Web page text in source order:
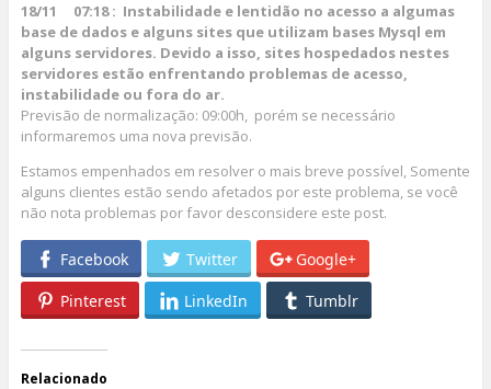
18/11 07:18 : Instabilidade e lentidão no acesso a algumas
base de dados e alguns sites que utilizam bases Mysql em
alguns servidores. Devido a isso, sites hospedados nestes
servidores estão enfrentando problemas de acesso,
instabilidade ou fora do ar.
Previsão de normalização: 09:00h, porém se necessário
informaremos uma nova previsão.
Estamos empenhados em resolver o mais breve possível, Somente
alguns clientes estão sendo afetados por este problema, se você
não nota problemas por favor desconsidere este post.
Facebook Twitter
Google+
Pinterest
LinkedIn Tumblr
Relacionado